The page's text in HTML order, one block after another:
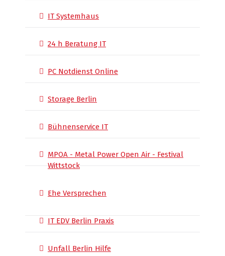
IT Systemhaus
24 h Beratung IT
PC Notdienst Online
Storage Berlin
Bühnenservice IT
MPOA - Metal Power Open Air - Festival
Wittstock
Ehe Versprechen
IT EDV Berlin Praxis
Unfall Berlin Hilfe